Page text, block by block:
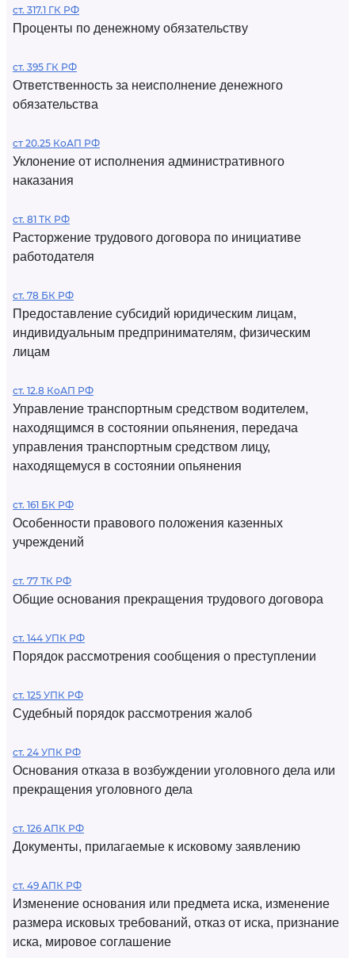
ст. 317.1 ГК РФ
Проценты по денежному обязательству
ст. 395 ГК РФ
Ответственность за неисполнение денежного
обязательства
ст 20.25 КоАП РФ
Уклонение от исполнения административного
наказания
ст. 81 ТК РФ
Расторжение трудового договора по инициативе
работодателя
ст. 78 БК РФ
Предоставление субсидий юридическим лицам,
индивидуальным предпринимателям, физическим
лицам
ст. 12.8 КоАП РФ
Управление транспортным средством водителем,
находящимся в состоянии опьянения, передача
управления транспортным средством лицу,
находящемуся в состоянии опьянения
ст. 161 БК РФ
Особенности правового положения казенных
учреждений
ст. 77 ТК РФ
Общие основания прекращения трудового договора
ст. 144 УПК РФ
Порядок рассмотрения сообщения о преступлении
ст. 125 УПК РФ
Судебный порядок рассмотрения жалоб
ст. 24 УПК РФ
Основания отказа в возбуждении уголовного дела или
прекращения уголовного дела
ст. 126 АПК РФ
Документы, прилагаемые к исковому заявлению
ст. 49 АПК РФ
Изменение основания или предмета иска, изменение
размера исковых требований, отказ от иска, признание
иска, мировое соглашение